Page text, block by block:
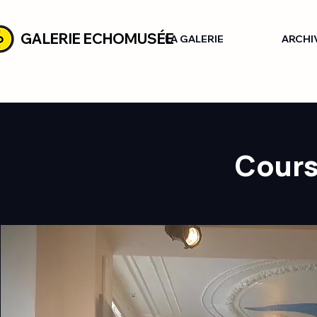
GALERIE ECHOMUSÉELA GALERIE